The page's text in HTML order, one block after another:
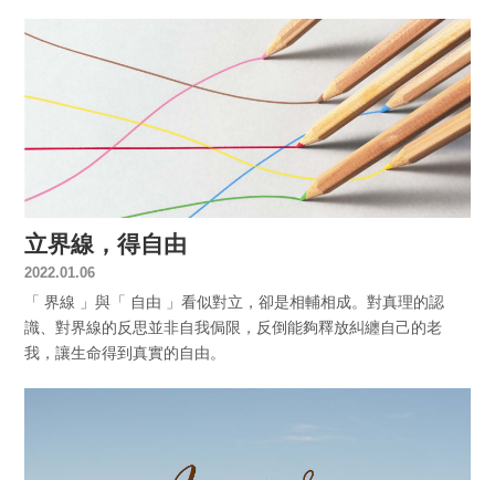
立界線，得自由
2022.01.06
「 界線 」與「 自由 」看似對立，卻是相輔相成。對真理的認
識、對界線的反思並非自我侷限，反倒能夠釋放糾纏自己的老
我，讓生命得到真實的自由。